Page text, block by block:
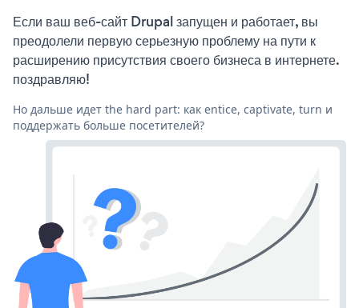
Если ваш веб-сайт Drupal запущен и работает, вы
преодолели первую серьезную проблему на пути к
расширению присутствия своего бизнеса в интернете.
поздравляю!
Но дальше идет the hard part: как entice, captivate, turn и
поддержать больше посетителей?